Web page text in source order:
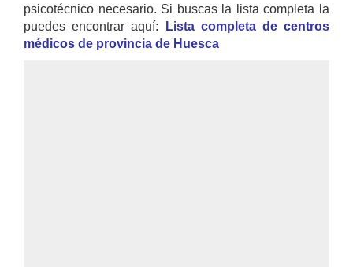
psicotécnico necesario. Si buscas la lista completa la
puedes encontrar aquí:
Lista completa de centros
médicos de provincia de Huesca